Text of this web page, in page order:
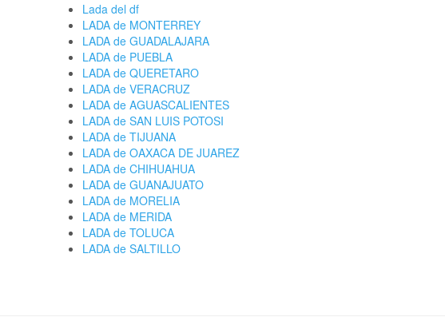
Lada del df
LADA de MONTERREY
LADA de GUADALAJARA
LADA de PUEBLA
LADA de QUERETARO
LADA de VERACRUZ
LADA de AGUASCALIENTES
LADA de SAN LUIS POTOSI
LADA de TIJUANA
LADA de OAXACA DE JUAREZ
LADA de CHIHUAHUA
LADA de GUANAJUATO
LADA de MORELIA
LADA de MERIDA
LADA de TOLUCA
LADA de SALTILLO